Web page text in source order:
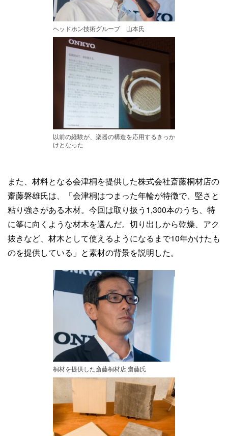
ヘッドホン技術グループ 山本氏
以前の経験が、楽器の構造を応用するきっか
けとなった
また、材料となる会津桐を提供した株式会社斎藤桐材店の
齋藤磐雄氏は、「会津桐はつまった年輪が特徴で、堅さと
粘り強さがある木材。今回は取り扱う1,300本のうち、特
に筝に向くような材木を選んだ。切り出しから乾燥、アク
抜きなど、材木として使えるようになるまで10年かけたも
のを提供している」と素材の背景を説明した。
桐材を提供した斎藤桐材店 齋藤氏